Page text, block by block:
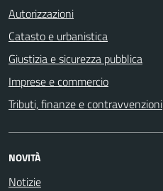
Autorizzazioni
Catasto e urbanistica
Giustizia e sicurezza pubblica
Imprese e commercio
Tributi, finanze e contravvenzioni
NOVITÀ
Notizie